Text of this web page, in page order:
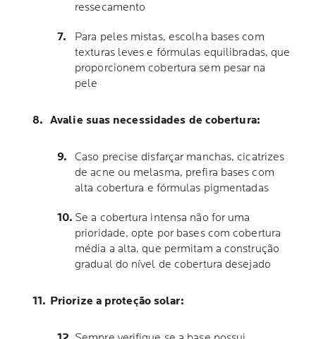
ressecamento
Para peles mistas, escolha bases com
texturas leves e fórmulas equilibradas, que
proporcionem cobertura sem pesar na
pele
Avalie suas necessidades de cobertura:
Caso precise disfarçar manchas, cicatrizes
de acne ou melasma, prefira bases com
alta cobertura e fórmulas pigmentadas
Se a cobertura intensa não for uma
prioridade, opte por bases com cobertura
média a alta, que permitam a construção
gradual do nível de cobertura desejado
Priorize a proteção solar: